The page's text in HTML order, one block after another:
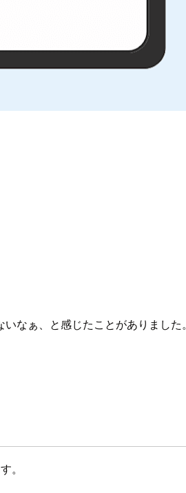
なぁ、と感じたことがありました。
。